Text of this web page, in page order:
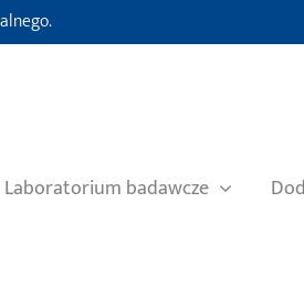
Laboratorium badawcze